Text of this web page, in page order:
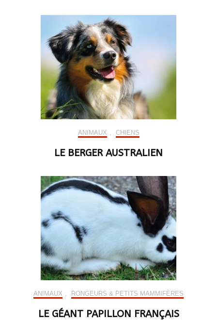
ANIMAUX CHIENS
LE BERGER AUSTRALIEN
ANIMAUX RONGEURS & PETITS MAMMIFÈRES
LE GÉANT PAPILLON FRANÇAIS